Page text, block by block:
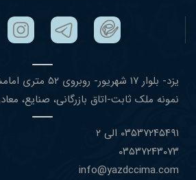
یزد- بلوار ١٧
نمونه ملک ثابت-اتاق بازرگانی، صنایع،
۰٣۵٣٧٢۴۵۴٩١ الی ۲
۰٣۵٣٧٢۴٣۰٧٣
info@yazdccima.com